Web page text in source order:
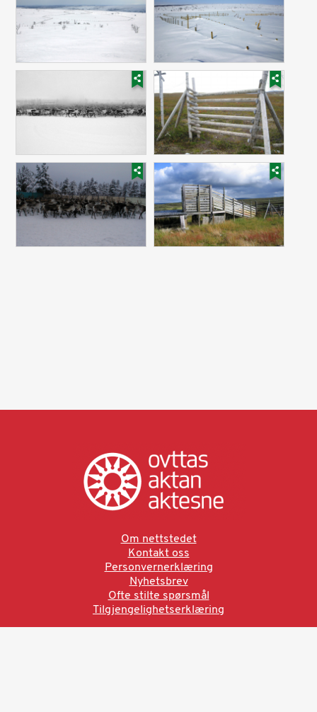
Om nettstedet
Kontakt oss
Personvernerklæring
Nyhetsbrev
Ofte stilte spørsmål
Tilgjengelighetserklæring